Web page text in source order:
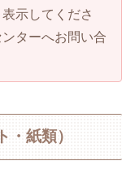
示してくださ
ターへお問い合
・紙類）